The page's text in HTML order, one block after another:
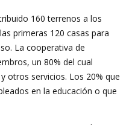
160 terrenos a los
primeras 120 casas para
La cooperativa de
un 80% del cual
otros servicios. Los 20% que
en la educación o que